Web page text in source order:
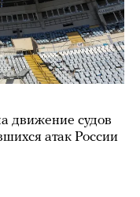
движение судов
атак России